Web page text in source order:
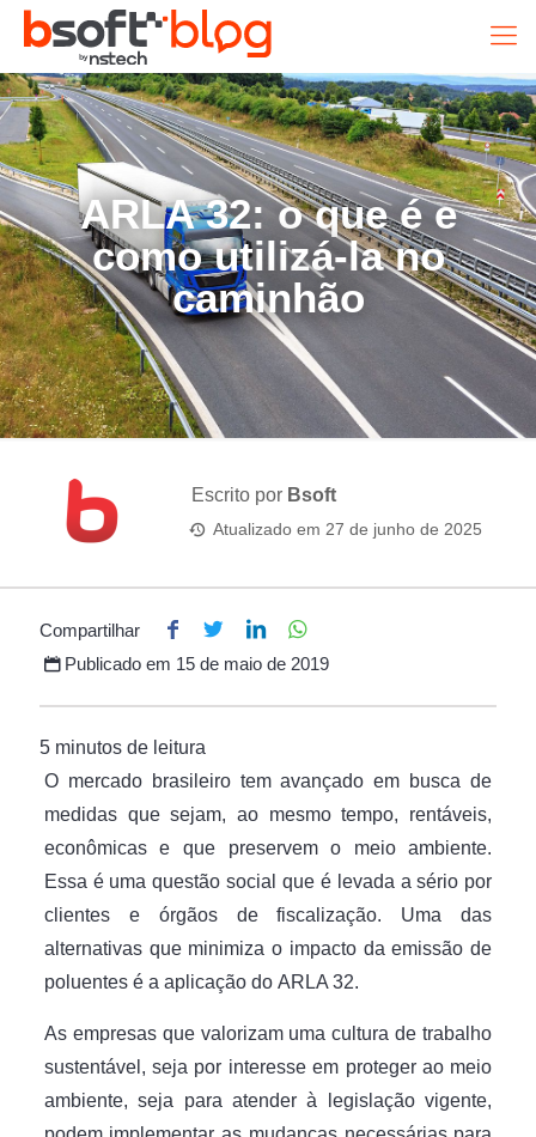
ARLA 32: o que é e
como utilizá-la no
caminhão
Escrito por Bsoft
Atualizado em 27 de junho de 2025
Compartilhar
Publicado em 15 de maio de 2019
O mercado brasileiro tem avançado em busca de
medidas que sejam, ao mesmo tempo, rentáveis,
econômicas e que preservem o meio ambiente.
Essa é uma questão social que é levada a sério por
clientes e órgãos de fiscalização. Uma das
alternativas que minimiza o impacto da emissão de
poluentes é a aplicação do ARLA 32.
As empresas que valorizam uma cultura de trabalho
sustentável, seja por interesse em proteger ao meio
ambiente, seja para atender à legislação vigente,